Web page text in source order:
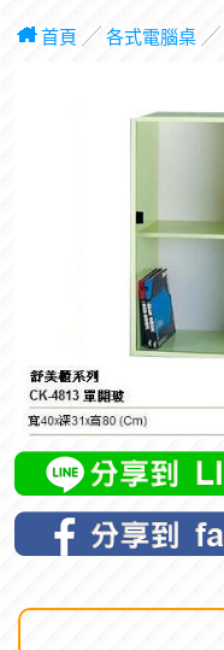
首頁 ╱ 各式電腦桌╱